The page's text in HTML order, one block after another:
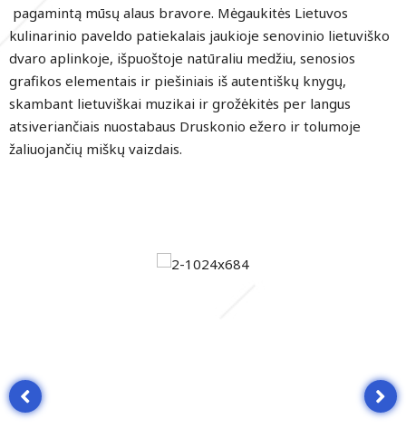
pagamintą mūsų alaus bravore. Mėgaukitės Lietuvos
kulinarinio paveldo patiekalais jaukioje senovinio lietuviško
dvaro aplinkoje, išpuoštoje natūraliu medžiu, senosios
grafikos elementais ir piešiniais iš autentiškų knygų,
skambant lietuviškai muzikai ir grožėkitės per langus
atsiveriančiais nuostabaus Druskonio ežero ir tolumoje
žaliuojančių miškų vaizdais.